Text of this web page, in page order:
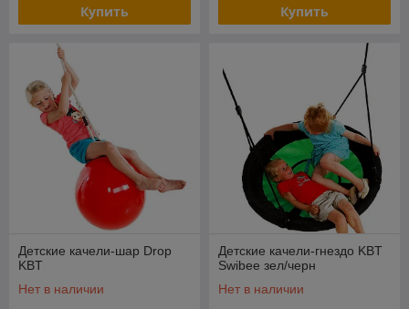
Купить Купить
Детские качели-шар Drop
KBT
Нет в наличии
Детские качели-гнездо KBT
Swibee зел/черн
Нет в наличии